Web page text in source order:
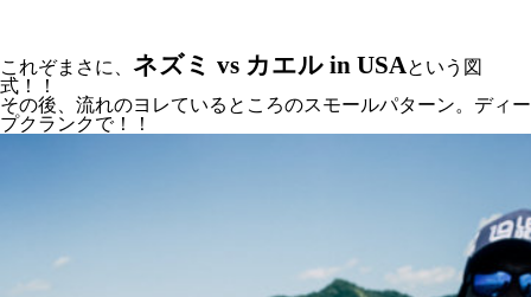
これぞまさに、 ネズミ vs カエル in USAという図
式！！
その後、流れのヨレているところのスモールパターン。ディー
プクランクで！！